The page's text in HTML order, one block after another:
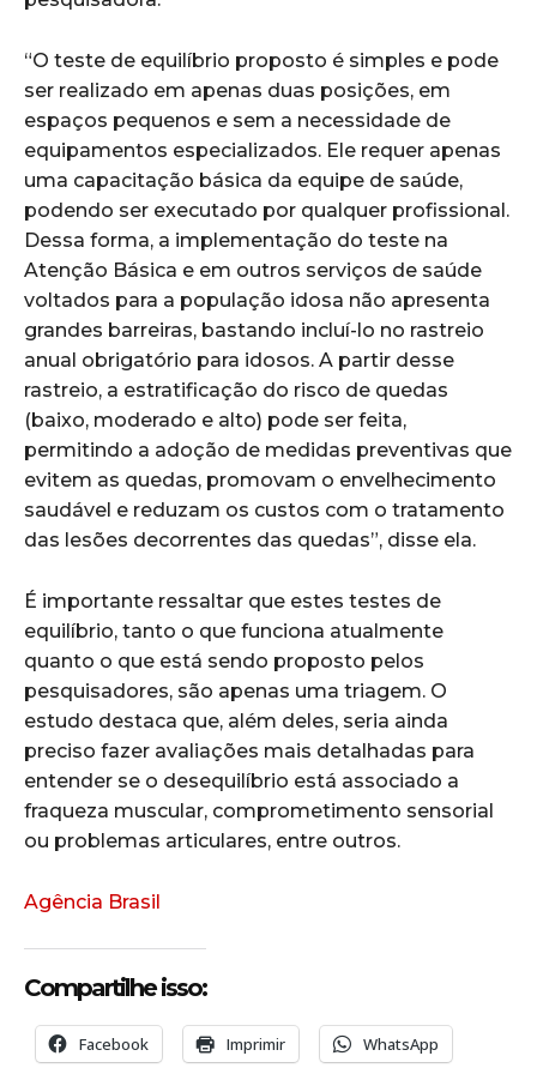
“O teste de equilíbrio proposto é simples e pode
ser realizado em apenas duas posições, em
espaços pequenos e sem a necessidade de
equipamentos especializados. Ele requer apenas
uma capacitação básica da equipe de saúde,
podendo ser executado por qualquer profissional.
Dessa forma, a implementação do teste na
Atenção Básica e em outros serviços de saúde
voltados para a população idosa não apresenta
grandes barreiras, bastando incluí-lo no rastreio
anual obrigatório para idosos. A partir desse
rastreio, a estratificação do risco de quedas
(baixo, moderado e alto) pode ser feita,
permitindo a adoção de medidas preventivas que
evitem as quedas, promovam o envelhecimento
saudável e reduzam os custos com o tratamento
das lesões decorrentes das quedas”, disse ela.
É importante ressaltar que estes testes de
equilíbrio, tanto o que funciona atualmente
quanto o que está sendo proposto pelos
pesquisadores, são apenas uma triagem. O
estudo destaca que, além deles, seria ainda
preciso fazer avaliações mais detalhadas para
entender se o desequilíbrio está associado a
fraqueza muscular, comprometimento sensorial
ou problemas articulares, entre outros.
Agência Brasil
Compartilhe isso:
Facebook Imprimir WhatsApp